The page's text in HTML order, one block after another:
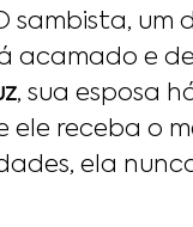
um
acamado e
, sua esposa
ele receba o
ela